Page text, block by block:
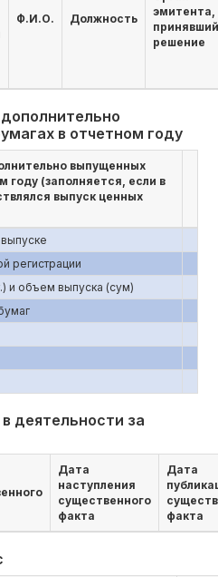
Ф.И.О. Должность
эмитента,
принявший
решение
в отчетном году
выпущенных
году (заполняется, если в
выпуск ценных
регистрации
и объем выпуска (сум)
деятельности за
Дата
наступления
существенного
факта
Дата
факта